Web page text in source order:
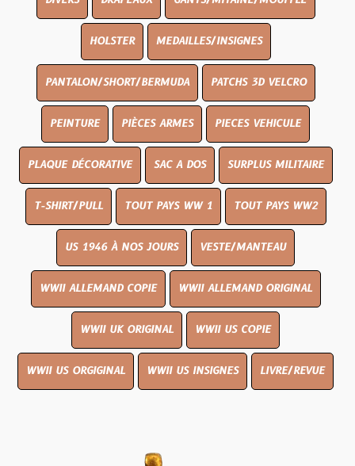
HOLSTER MEDAILLES/INSIGNES
PANTALON/SHORT/BERMUDA PATCHS 3D VELCRO
PEINTURE PIÈCES ARMES PIECES VEHICULE
PLAQUE DÉCORATIVE SAC A DOS SURPLUS MILITAIRE
T-SHIRT/PULL TOUT PAYS WW 1 TOUT PAYS WW2
US 1946 À NOS JOURS VESTE/MANTEAU
WWII ALLEMAND COPIE WWII ALLEMAND ORIGINAL
WWII UK ORIGINAL WWII US COPIE
WWII US ORGIGINAL WWII US INSIGNES LIVRE/REVUE